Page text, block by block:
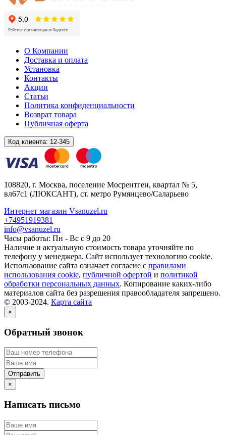
О Компании
Доставка и оплата
Установка
Контакты
Акции
Статьи
Политика конфиденциальности
Возврат товара
Публичная оферта
Код клиента: 12-345
108820, г. Москва, поселение Мосрентген, квартал № 5,
вл67с1 (ЛЮКСАНТ), ст. метро Румянцево/Саларьево
Интернет магазин Vsanuzel.ru
+74951919381
info@vsanuzel.ru
Часы работы: Пн - Вс с 9 до 20
Наличие и актуальную стоимость товара уточняйте по
телефону у менеджера. Сайт использует технологию cookie.
Использование сайта означает согласие с правилами
использования cookie, публичной офертой и политикой
обработки персональных данных. Копирование каких-либо
материалов сайта без разрешения правообладателя запрещено.
© 2003-2024. Карта сайта
×
Обратный звонок
×
Написать письмо